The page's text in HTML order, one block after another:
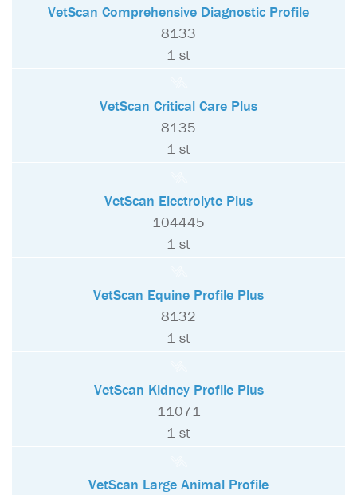
VetScan Comprehensive Diagnostic Profile
8133
1 st
VetScan Critical Care Plus
8135
1 st
VetScan Electrolyte Plus
104445
1 st
VetScan Equine Profile Plus
8132
1 st
VetScan Kidney Profile Plus
11071
1 st
VetScan Large Animal Profile